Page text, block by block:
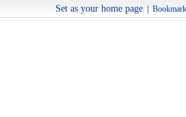
Set as your home page |Bookmark